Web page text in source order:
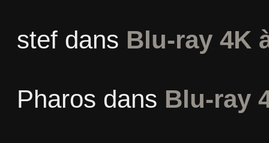
stefdans Blu-ray 4K
Pharos dans Blu-ray